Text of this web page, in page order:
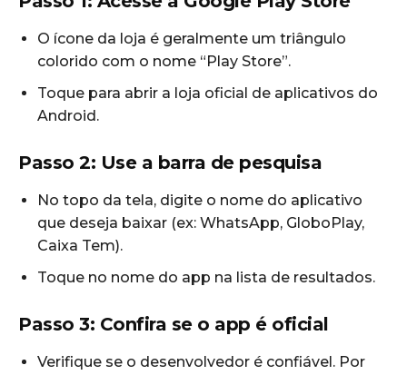
O ícone da loja é geralmente um triângulo
colorido com o nome “Play Store”.
Toque para abrir a loja oficial de aplicativos do
Android.
Passo 2: Use a barra de pesquisa
No topo da tela, digite o nome do aplicativo
que deseja baixar (ex: WhatsApp, GloboPlay,
Caixa Tem).
Toque no nome do app na lista de resultados.
Passo 3: Confira se o app é oficial
Verifique se o desenvolvedor é confiável. Por